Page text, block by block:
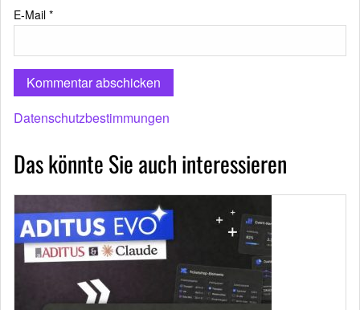
E-Mail *
Datenschutzbestimmungen
Das könnte Sie auch interessieren